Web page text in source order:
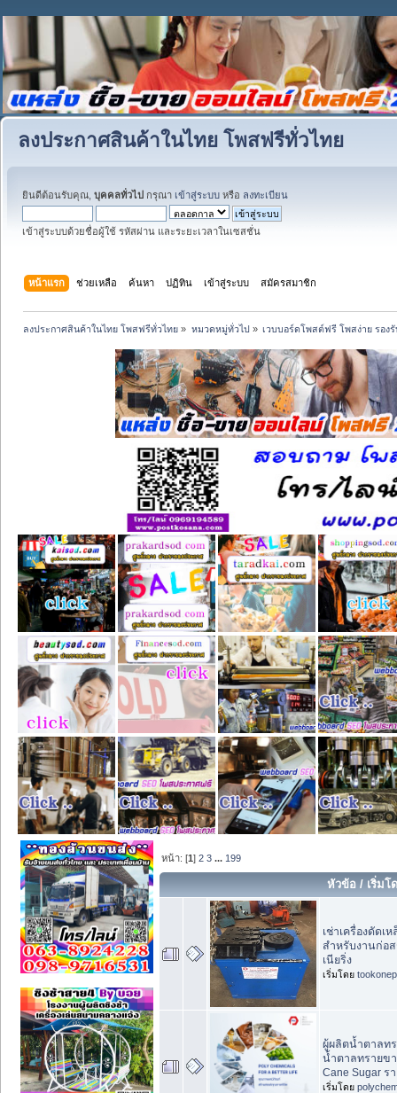
ลงประกาศสินค้าในไทย โพสฟรีทั่วไทย
ยินดีต้อนรับคุณ, บุคคลทั่วไป กรุณา เข้าสู่ระบบ หรือ ลงทะเบียน
เข้าสู่ระบบด้วยชื่อผู้ใช้ รหัสผ่าน และระยะเวลาในเซสชั่น
หน้าแรก ช่วยเหลือ ค้นหา ปฏิทิน เข้าสู่ระบบ สมัครสมาชิก
ลงประกาศสินค้าในไทย โพสฟรีทั่วไทย » หมวดหมู่ทั่วไป» เวบบอร์ดโพสต์ฟรี โพสง่าย รอง
หน้า: [1]2 3 ... 199
หัวข้อ / เริ่มโ
เช่าเครื่องดัดเ
สำหรับงานก่อ
เนียริ่ง
เริ่มโดย
ผู้ผลิตน้ำตาลท
น้ำตาลทรายขา
Cane Sugar ร
เริ่มโดย